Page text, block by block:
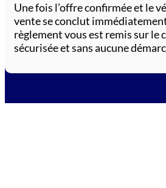
Une fois l’offre confirmée et le
vente se conclut
règlement vous est remis sur le
sécurisée et sans aucune